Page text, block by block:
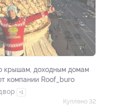
крышам, доходным домам
компании Roof_buro
+1
Куплено 32